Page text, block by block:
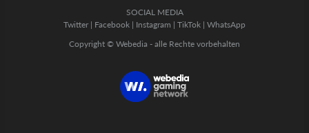
SOCIAL MEDIA
Twitter | Facebook | Instagram | TikTok | WhatsApp
Copyright © Webedia - alle Rechte vorbehalten